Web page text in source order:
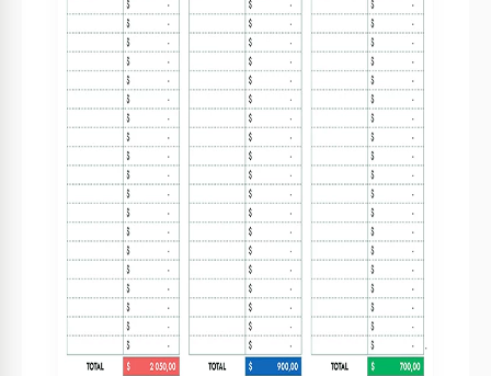
Modificabile e Stampabile
Questomodello budget personale Excel scarica gratis
modificabile e stampabile e ti permette di aggiustare il tuo
budget secondo necessità. Tieni traccia delle tue finanze
che preferisci i formati digitali o fisici. Hai la flessibilità di
aggiungere più categorie per adattarti a specifiche abitudini
di spesa e obiettivi finanziari.
Panoramica Rapida del Tuo Budget
La sezione dell'intestazione fornisce una panoramica rapida
del tuo budget con sezioni per importi preventivati, spese
effettive, e variazione. La variazione è codificata a colori, con
il verde che indica una differenza positiva tra i tuoi importi
preventivati e effettivi, e il rosso che indica una differenza
negativa.